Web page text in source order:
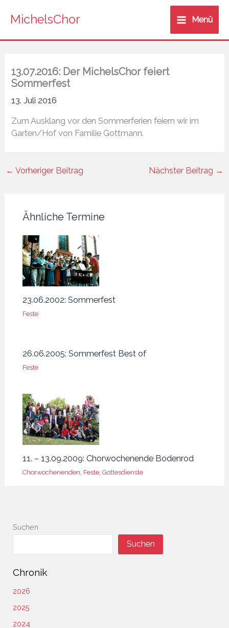
InhaltMichelsChor Menü
13.07.2016: Der MichelsChor feiert
Sommerfest
13. Juli 2016
Zum Ausklang vor den Sommerferien feiern wir im
Garten/Hof von Familie Gottmann.
← Vorheriger Beitrag Nächster Beitrag →
Ähnliche Termine
23.06.2002: Sommerfest
Feste
26.06.2005: Sommerfest Best of
Feste
11. – 13.09.2009: Chorwochenende Bodenrod
Chorwochenenden Feste, Gottesdienste
Suchen
Suchen
Chronik
2026
2025
2024